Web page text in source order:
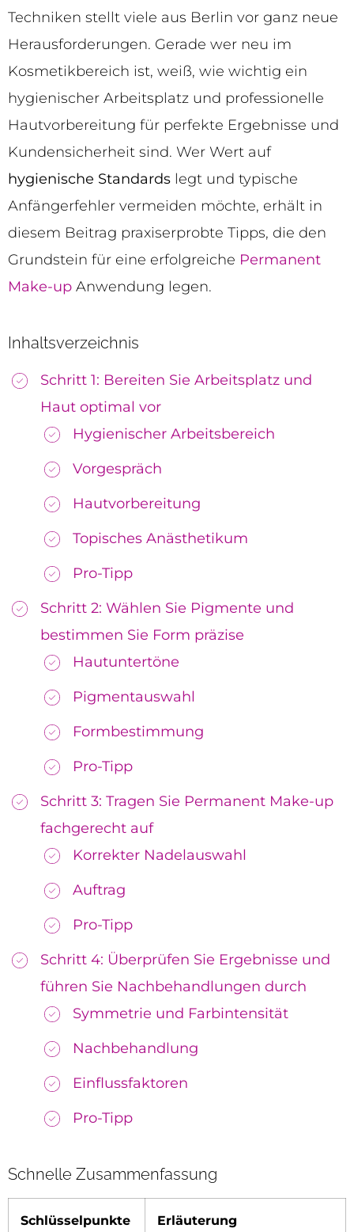
Techniken stellt viele aus Berlin vor ganz neue
Herausforderungen. Gerade wer neu im
Kosmetikbereich ist, weiß, wie wichtig ein
hygienischer Arbeitsplatz und professionelle
Hautvorbereitung für perfekte Ergebnisse und
Kundensicherheit sind. Wer Wert auf
hygienische Standards legt und typische
Anfängerfehler vermeiden möchte, erhält in
diesem Beitrag praxiserprobte Tipps, die den
Grundstein für eine erfolgreiche Permanent
Make-up Anwendung legen.
Inhaltsverzeichnis
Schritt 1: Bereiten Sie Arbeitsplatz und
Haut optimal vor
Hygienischer Arbeitsbereich
Vorgespräch
Hautvorbereitung
Topisches Anästhetikum
Pro-Tipp
Schritt 2: Wählen Sie Pigmente und
bestimmen Sie Form präzise
Hautuntertöne
Pigmentauswahl
Formbestimmung
Pro-Tipp
Schritt 3: Tragen Sie Permanent Make-up
fachgerecht auf
Korrekter Nadelauswahl
Auftrag
Pro-Tipp
Schritt 4: Überprüfen Sie Ergebnisse und
führen Sie Nachbehandlungen durch
Symmetrie und Farbintensität
Nachbehandlung
Einflussfaktoren
Pro-Tipp
Schnelle Zusammenfassung
Schlüsselpunkte Erläuterung